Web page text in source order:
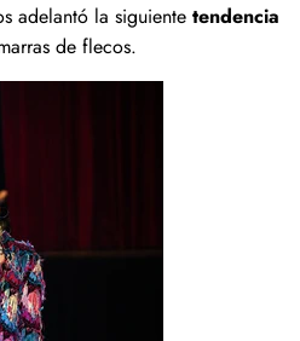
adelantó la siguiente tendencia
de flecos.